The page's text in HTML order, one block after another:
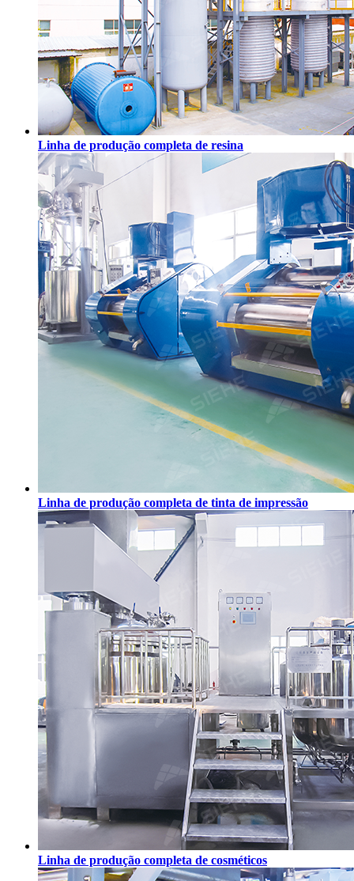
Linha de produção completa de resina
Linha de produção completa de tinta de impressão
Linha de produção completa de cosméticos